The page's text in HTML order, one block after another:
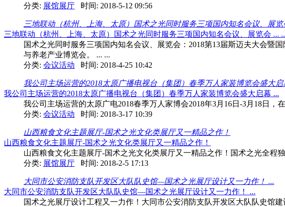
分类: 展馆展厅 时间: 2018-5-12 09:56
三地联动（杭州、上海、太原）国术之光同时服务三项国内知名会议、展览
三地联动（杭州、上海、太原）国术之光同时服务三项国内知名会议、展览会 ...
国术之光同时服务三项国内知名会议、展览会：2018第13届斯迈夫大会暨
与养老产业博览会。 ... ...
分类: 会议活动 时间: 2018-4-25 10:42
我公司主场运营的2018太原广播电视台（集团）春季万人家装博览会盛大启
我公司主场运营的2018太原广播电视台（集团）春季万人家装博览会盛大启幕 ...
我公司主场运营的太原广电2018春季万人家博会2018年3月16日-3月18日，
分类: 会议活动 时间: 2018-3-17 10:39
山西粮食文化主题展厅-国术之光文化类展厅又一精品之作！
山西粮食文化主题展厅-国术之光文化类展厅又一精品之作！
山西粮食文化主题展厅-国术之光文化类展厅又一精品之作！国术之光全程独
分类: 展馆展厅 时间: 2018-2-5 17:13
大同市公安消防支队开发区大队队史馆—国术之光展厅设计又一力作！ ...
大同市公安消防支队开发区大队队史馆—国术之光展厅设计又一力作！ ...
国术之光展厅设计工程又一力作！大同市公安消防支队开发区大队队史馆建